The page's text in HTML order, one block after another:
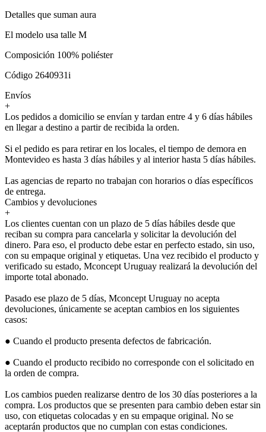
Detalles que suman aura
El modelo usa talle M
Composición 100% poliéster
Código 2640931i
Envíos
+
Los pedidos a domicilio se envían y tardan entre 4 y 6 días hábiles
en llegar a destino a partir de recibida la orden.
Si el pedido es para retirar en los locales, el tiempo de demora en
Montevideo es hasta 3 días hábiles y al interior hasta 5 días hábiles.
Las agencias de reparto no trabajan con horarios o días específicos
de entrega.
Cambios y devoluciones
+
Los clientes cuentan con un plazo de 5 días hábiles desde que
reciban su compra para cancelarla y solicitar la devolución del
dinero. Para eso, el producto debe estar en perfecto estado, sin uso,
con su empaque original y etiquetas. Una vez recibido el producto y
verificado su estado, Mconcept Uruguay realizará la devolución del
importe total abonado.
Pasado ese plazo de 5 días, Mconcept Uruguay no acepta
devoluciones, únicamente se aceptan cambios en los siguientes
casos:
● Cuando el producto presenta defectos de fabricación.
● Cuando el producto recibido no corresponde con el solicitado en
la orden de compra.
Los cambios pueden realizarse dentro de los 30 días posteriores a la
compra. Los productos que se presenten para cambio deben estar sin
uso, con etiquetas colocadas y en su empaque original. No se
aceptarán productos que no cumplan con estas condiciones.